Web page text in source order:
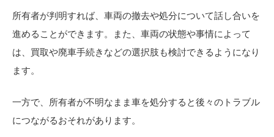
所有者が判明すれば、車両の撤去や処分について話し合いを
進めることができます。また、車両の状態や事情によって
は、買取や廃車手続きなどの選択肢も検討できるようになり
ます。
一方で、所有者が不明なまま車を処分すると後々のトラブル
につながるおそれがあります。